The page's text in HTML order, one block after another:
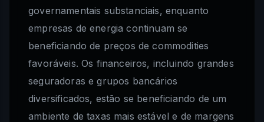
governamentais substanciais, enquanto
empresas de energia continuam se
beneficiando de preços de commodities
favoráveis. Os financeiros, incluindo grandes
seguradoras e grupos bancários
diversificados, estão se beneficiando de um
ambiente de taxas mais estável e de margens